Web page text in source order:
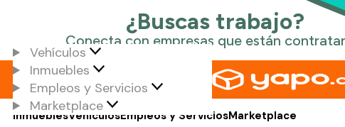
Vehículos
Inmuebles
Empleos y Servicios
Marketplace
Vehículos
Inmuebles Empleos y ServiciosMarketplace